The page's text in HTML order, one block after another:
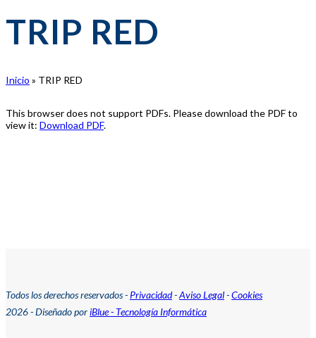
TRIP RED
Inicio » TRIP RED
This browser does not support PDFs. Please download the PDF to
view it: Download PDF.
Todos los derechos reservados - Privacidad-Aviso Legal-Cookies
2026 - Diseñado poriBlue - Tecnología Informática